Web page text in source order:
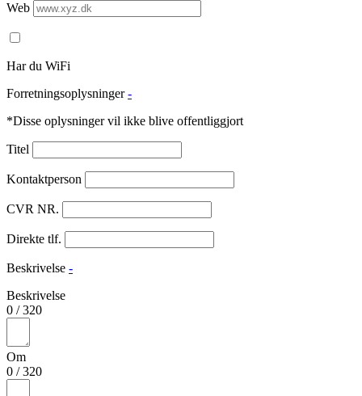
Web
Har du WiFi
Forretningsoplysninger -
*Disse oplysninger vil ikke blive offentliggjort
Titel
Kontaktperson
CVR NR.
Direkte tlf.
Beskrivelse -
Beskrivelse
0 /320
Om
0 /320